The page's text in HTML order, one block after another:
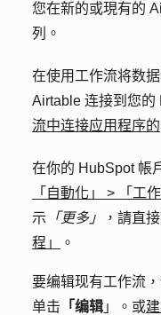
您在新的或現有的
列。
在使用工作流将数
Airtable 连接到您的
流中连接应用程序的
在你的 HubSpot 帳
「自動化」
> 「工
示 「更多」 ，請直
程」
。
要编辑现有工作流
单击 「编辑 」。 或